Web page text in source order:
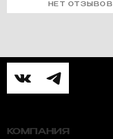
НЕТ ОТЗЫВОВ
КОМПАНИЯ